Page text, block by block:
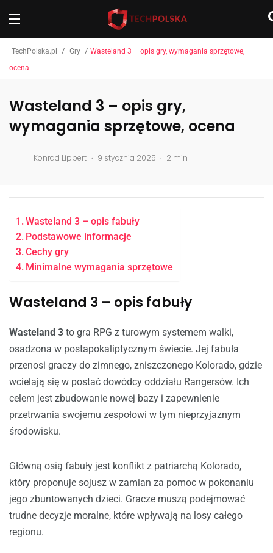
TechPolska.pl / Gry / Wasteland 3 – opis gry, wymagania sprzętowe,
ocena
Wasteland 3 – opis gry,
wymagania sprzętowe, ocena
Konrad Lippert . 9 stycznia 2025 . 2 min
Wasteland 3 – opis fabuły
Podstawowe informacje
Cechy gry
Minimalne wymagania sprzętowe
Wasteland 3 – opis fabuły
Wasteland 3 to gra RPG z turowym systemem walki,
osadzona w postapokaliptycznym świecie. Jej fabuła
przenosi graczy do zimnego, zniszczonego Kolorado, gdzie
wcielają się w postać dowódcy oddziału Rangersów. Ich
celem jest zbudowanie nowej bazy i zapewnienie
przetrwania swojemu zespołowi w tym nieprzyjaznym
środowisku.
Główną osią fabuły jest konflikt z patriarchą Kolorado,
który proponuje sojusz w zamian za pomoc w pokonaniu
jego zbuntowanych dzieci. Gracze muszą podejmować
trudne decyzje moralne, które wpływają na losy całego
regionu.